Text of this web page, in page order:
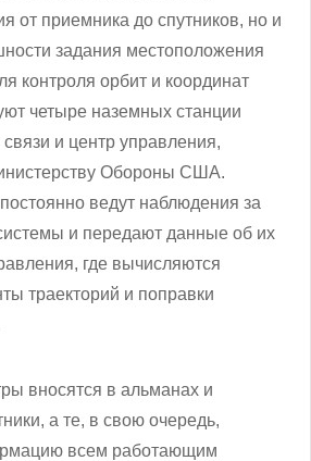
от приемника до спутников, но и
задания местоположения
контроля орбит и координат
четыре наземных станции
и центр управления,
Обороны США.
ведут наблюдения за
и передают данные об их
где вычисляются
траекторий и поправки
вносятся в альманах и
а те, в свою очередь,
всем работающим